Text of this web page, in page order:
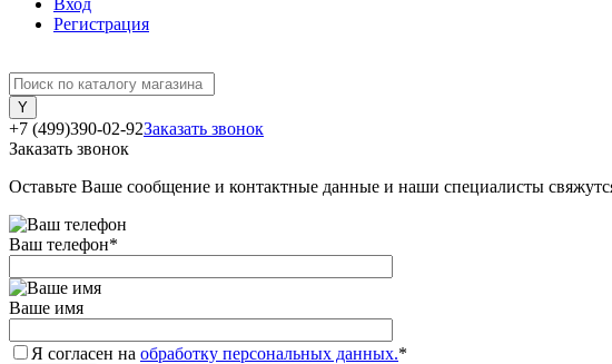
Вход
Регистрация
+7 (499)390-02-92Заказать звонок
Заказать звонок
Оставьте Ваше сообщение и контактные данные и наши специалисты
Ваш телефон*
Ваше имя
Я согласен на обработку персональных данных.*